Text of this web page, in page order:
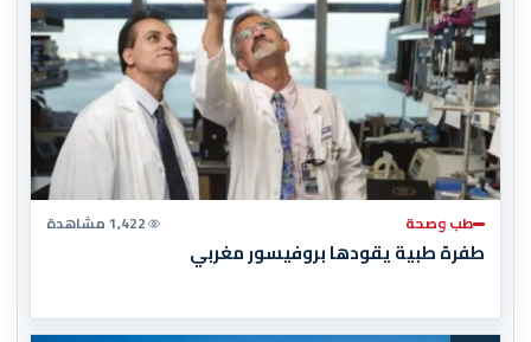
طب وصحة 1,422 مشاهدة
طفرة طبية يقودها بروفيسور مغربي